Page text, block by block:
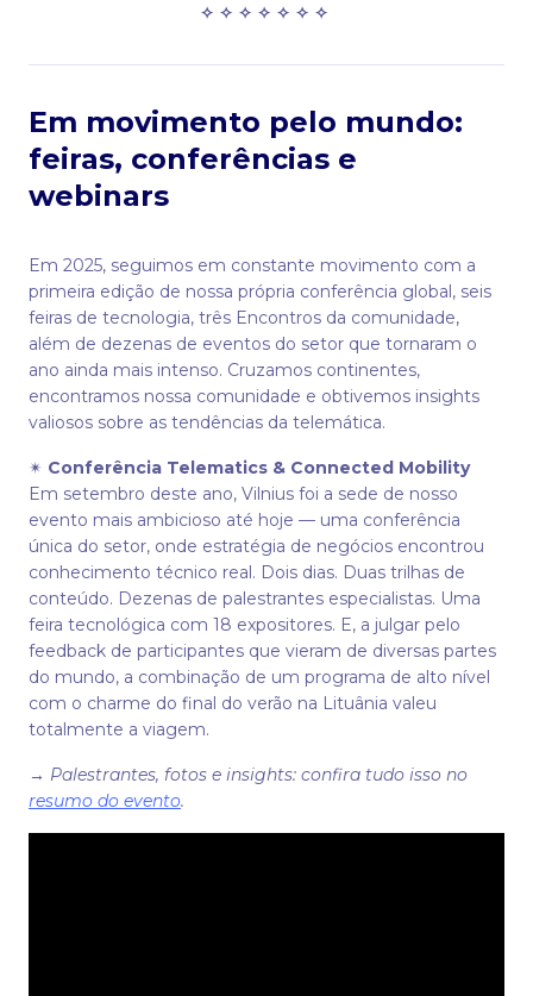
✧ ✧ ✧ ✧ ✧ ✧ ✧
Em movimento pelo mundo:
feiras, conferências e
webinars
Em 2025, seguimos em constante movimento com a
primeira edição de nossa própria conferência global, seis
feiras de tecnologia, três Encontros da comunidade,
além de dezenas de eventos do setor que tornaram o
ano ainda mais intenso. Cruzamos continentes,
encontramos nossa comunidade e obtivemos insights
valiosos sobre as tendências da telemática.
✴ Conferência Telematics & Connected Mobility
Em setembro deste ano, Vilnius foi a sede de nosso
evento mais ambicioso até hoje — uma conferência
única do setor, onde estratégia de negócios encontrou
conhecimento técnico real. Dois dias. Duas trilhas de
conteúdo. Dezenas de palestrantes especialistas. Uma
feira tecnológica com 18 expositores. E, a julgar pelo
feedback de participantes que vieram de diversas partes
do mundo, a combinação de um programa de alto nível
com o charme do final do verão na Lituânia valeu
totalmente a viagem.
→ Palestrantes, fotos e insights: confira tudo isso no
resumo do evento.